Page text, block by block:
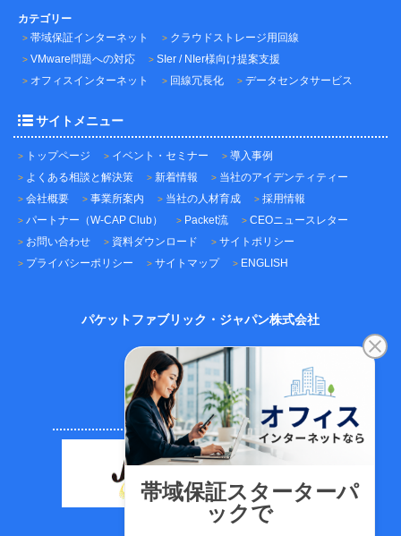
カテゴリー
帯域保証インターネット
クラウドストレージ用回線
VMware問題への対応
SIer / NIer様向け提案支援
オフィスインターネット
回線冗長化 データセンタサービス
サイトメニュー
トップページ イベント・セミナー
導入事例
よくある相談と解決策
新着情報
当社のアイデンティティー
会社概要
事業所案内 当社の人材育成
採用情報
パートナー（W-CAP Club）
Packet流
CEOニュースレター
お問い合わせ
資料ダウンロード
サイトポリシー
プライバシーポリシー
サイトマップ ENGLISH
パケットファブリック・ジャパン株式会社
〒101-0045
東京都千代田区神田鍛冶町3-3-12
神田鍛冶町千歳ビル7F
TEL：03-5209-2222（代表）
FAX：03-5209-2221